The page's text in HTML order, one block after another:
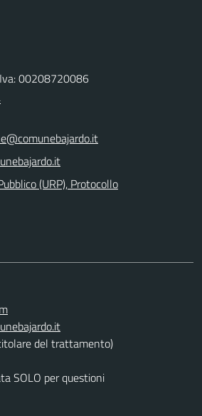
00208720086
(URP), Protocollo
del trattamento)
SOLO per questioni